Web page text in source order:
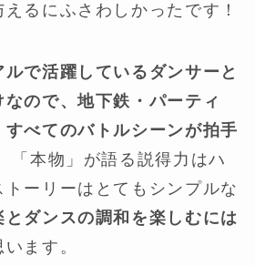
るにふさわしかったです！
で活躍しているダンサーと
ので、地下鉄・パーティ
べてのバトルシーンが拍手
「本物」が語る説得力はハ
トーリーはとてもシンプルな
とダンスの調和を楽しむには
ます。